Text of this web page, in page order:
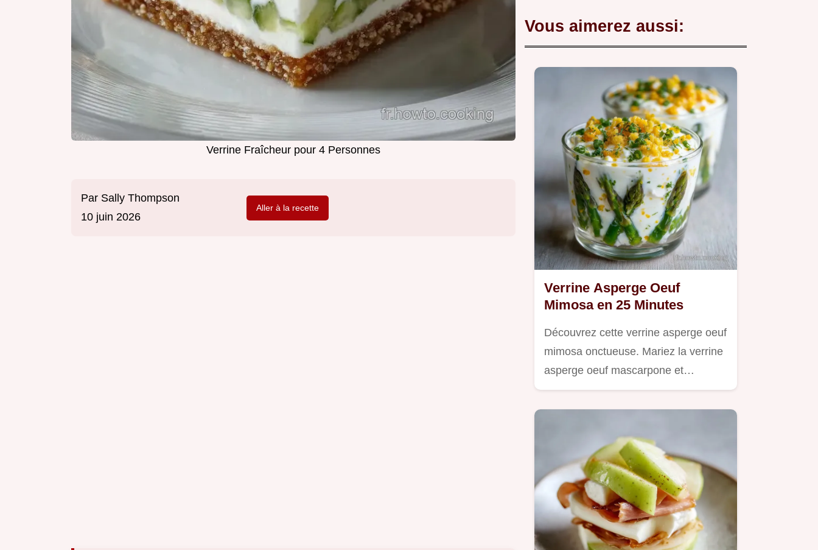
Verrine Fraîcheur pour 4 Personnes
Par Sally Thompson
10 juin 2026
Aller à la recette
Vous aimerez aussi:
Verrine Asperge Oeuf
Mimosa en 25 Minutes
Découvrez cette verrine asperge oeuf
mimosa onctueuse. Mariez la verrine
asperge oeuf mascarpone et…